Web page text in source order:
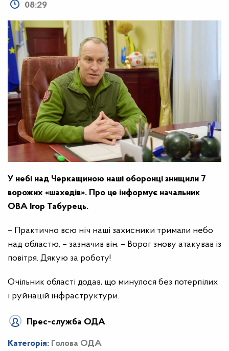
08:29
У небі над Черкащиною наші оборонці знищили 7
ворожих «шахедів». Про це інформує начальник
ОВА Ігор Табурець.
– Практично всю ніч наші захисники тримали небо
над областю, – зазначив він. – Ворог знову атакував із
повітря. Дякую за роботу!
Очільник області додав, що минулося без потерпілих
і руйнацій інфраструктури.
Прес-служба ОДА
Категорія: Голова ОДА